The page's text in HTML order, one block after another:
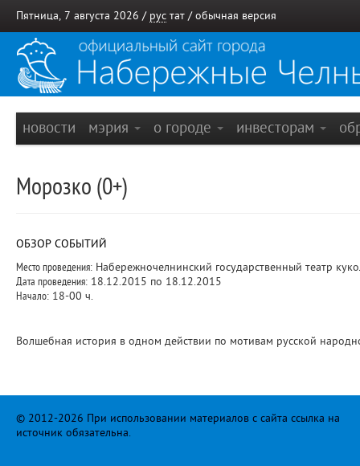
Пятница, 7 августа 2026 / рус тат / обычная версия
новости мэрия о городе инвесторам
Морозко (0+)
ОБЗОР СОБЫТИЙ
Место проведения: Набережночелнинский государственный театр
Дата проведения: 18.12.2015 по 18.12.2015
Начало: 18-00 ч.
Волшебная история в одном действии по мотивам русской
© 2012-2026 При использовании материалов с сайта ссылка на
источник обязательна.